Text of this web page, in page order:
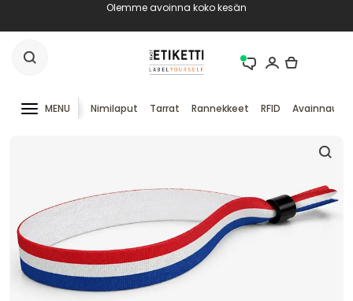
Olemme avoinna koko kesän
MENU Nimilaput Tarrat Rannekkeet RFID